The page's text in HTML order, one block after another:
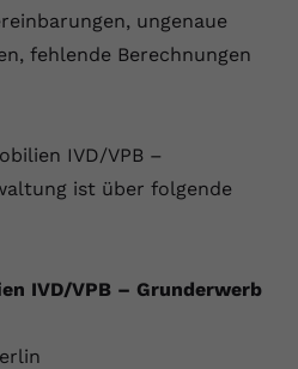
ungenaue
fehlende Berechnungen
IVD/VPB –
ist über folgende
IVD/VPB – Grunderwerb